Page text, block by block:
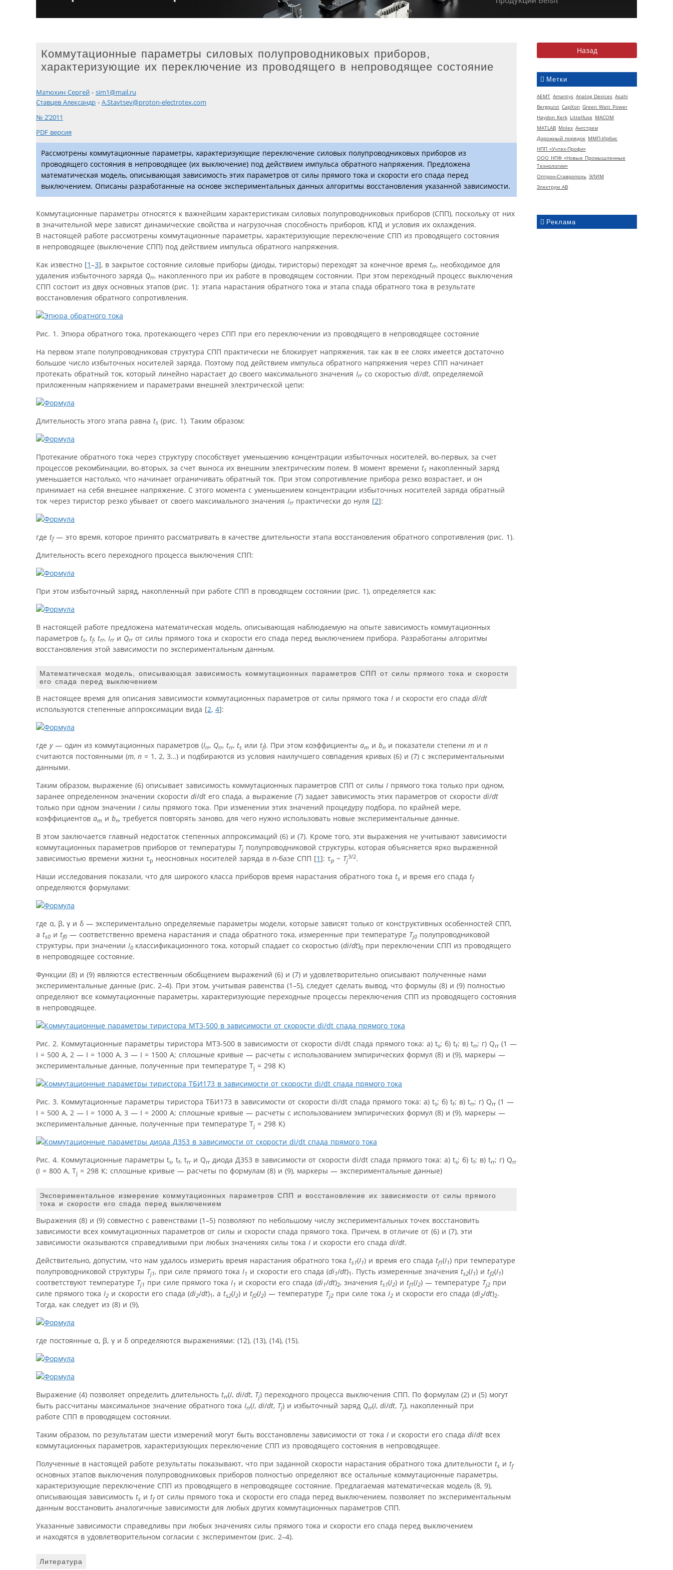
Метки
AEMT Amantys Analog Devices Asahi
Bergquist CapXon Green Watt Power
Haydon Kerk Littelfuse MACOM
MATLAB Molex Ангстрем
Дорожный порядок ММП-Ирбис
НПП «Учтех-Профи»
ООО НПФ «Новые Промышленные
Технологии»
Оптрон-Ставрополь ЭЛИМ
Электрум АВ
Реклама
Коммутационные параметры силовых полупроводниковых приборов,
характеризующие их переключение из проводящего в непроводящее состояние
Матюхин Cергей - sim1@mail.ru
Ставцев Александр - A.Stavtsev@proton-electrotex.com
№ 2’2011
PDF версия
Рассмотрены коммутационные параметры, характеризующие переключение силовых полупроводниковых приборов из
проводящего состояния в непроводящее (их выключение) под действием импульса обратного напряжения. Предложена
математическая модель, описывающая зависимость этих параметров от силы прямого тока и скорости его спада перед
выключением. Описаны разработанные на основе экспериментальных данных алгоритмы восстановления указанной зависимости.
Коммутационные параметры относятся к важнейшим характеристикам силовых полупроводниковых приборов (СПП), поскольку от них
в значительной мере зависят динамические свойства и нагрузочная способность приборов, КПД и условия их охлаждения.
В настоящей работе рассмотрены коммутационные параметры, характеризующие переключение СПП из проводящего состояния
в непроводящее (выключение СПП) под действием импульса обратного напряжения.
Как известно [1–3], в закрытое состояние силовые приборы (диоды, тиристоры) переходят за конечное время trr, необходимое для
удаления избыточного заряда Qrr, накопленного при их работе в проводящем состоянии. При этом переходный процесс выключения
СПП состоит из двух основных этапов (рис. 1): этапа нарастания обратного тока и этапа спада обратного тока в результате
восстановления обратного сопротивления.
Рис. 1. Эпюра обратного тока, протекающего через СПП при его переключении из проводящего в непроводящее состояние
На первом этапе полупроводниковая структура СПП практически не блокирует напряжения, так как в ее слоях имеется достаточно
большое число избыточных носителей заряда. Поэтому под действием импульса обратного напряжения через СПП начинает
протекать обратный ток, который линейно нарастает до своего максимального значения Irrсо скоростью di/dt, определяемой
приложенным напряжением и параметрами внешней электрической цепи:
Длительность этого этапа равна ts (рис. 1). Таким образом:
Протекание обратного тока через структуру способствует уменьшению концентрации избыточных носителей, во-первых, за счет
процессов рекомбинации, во-вторых, за счет выноса их внешним электрическим полем. В момент времени ts накопленный заряд
уменьшается настолько, что начинает ограничивать обратный ток. При этом сопротивление прибора резко возрастает, и он
принимает на себя внешнее напряжение. С этого момента с уменьшением концентрации избыточных носителей заряда обратный
ток через тиристор резко убывает от своего максимального значения Irrпрактически до нуля [2]:
где tf— это время, которое принято рассматривать в качестве длительности этапа восстановления обратного сопротивления (рис. 1).
Длительность всего переходного процесса выключения СПП:
При этом избыточный заряд, накопленный при работе СПП в проводящем состоянии (рис. 1), определяется как:
В настоящей работе предложена математическая модель, описывающая наблюдаемую на опыте зависимость коммутационных
параметров ts, tf, trr, Irrи Qrrот силы прямого тока и скорости его спада перед выключением прибора. Разработаны алгоритмы
восстановления этой зависимости по экспериментальным данным.
Математическая модель, описывающая зависимость коммутационных параметров СПП от силы прямого тока и скорости
его спада перед выключением
В настоящее время для описания зависимости коммутационных параметров от силы прямого тока I и скорости его спада di/dt
используются степенные аппроксимации вида [2, 4]:
где y— один из коммутационных параметров (Irr, Qrr, trr, ts или tf). При этом коэффициенты am и bn и показатели степени m и n
считаются постоянными (m, n = 1, 2, 3…) и подбираются из условия наилучшего совпадения кривых (6) и (7) с экспериментальными
данными.
Таким образом, выражение (6) описывает зависимость коммутационных параметров СПП от силы I прямого тока только при одном,
заранее определенном значении скорости di/dt его спада, а выражение (7) задает зависимость этих параметров от скорости di/dt
только при одном значении I силы прямого тока. При изменении этих значений процедуру подбора, по крайней мере,
коэффициентов am и bn, требуется повторять заново, для чего нужно использовать новые экспериментальные данные.
В этом заключается главный недостаток степенных аппроксимаций (6) и (7). Кроме того, эти выражения не учитывают зависимости
коммутационных параметров приборов от температуры Tj полупроводниковой структуры, которая объясняется ярко выраженной
зависимостью времени жизни τp неосновных носителей заряда в n-базе СПП [1]: τp ~ Tj
3/2.
Наши исследования показали, что для широкого класса приборов время нарастания обратного тока ts и время его спада tf
определяются формулами:
где α, β, γ и δ — экспериментально определяемые параметры модели, которые зависят только от конструктивных особенностей СПП,
а ts0 и tf0 — соответственно времена нарастания и спада обратного тока, измеренные при температуре Tj0 полупроводниковой
структуры, при значении I0 классификационного тока, который спадает со скоростью (di/dt)0 при переключении СПП из проводящего
в непроводящее состояние.
Функции (8) и (9) являются естественным обобщением выражений (6) и (7) и удовлетворительно описывают полученные нами
экспериментальные данные (рис. 2–4). При этом, учитывая равенства (1–5), следует сделать вывод, что формулы (8) и (9) полностью
определяют все коммутационные параметры, характеризующие переходные процессы переключения СПП из проводящего состояния
в непроводящее.
Рис. 2. Коммутационные параметры тиристора МТ3-500 в зависимости от скорости di/dt спада прямого тока: а) ts; б) tf; в) trr; г) Qrr(1 —
I = 500 А, 2 — I = 1000 А, 3 — I = 1500 А; сплошные кривые — расчеты с использованием эмпирических формул (8) и (9), маркеры —
экспериментальные данные, полученные при температуре Tj = 298 К)
Рис. 3. Коммутационные параметры тиристора ТБИ173 в зависимости от скорости di/dt спада прямого тока: а) ts; б) tf; в) trr; г) Qrr(1 —
I = 500 А, 2 — I = 1000 А, 3 — I = 2000 А; сплошные кривые — расчеты с использованием эмпирических формул (8) и (9), маркеры —
экспериментальные данные, полученные при температуре Tj = 298 К)
Рис. 4. Коммутационные параметры ts, tf, trrи Qrrдиода Д353 в зависимости от скорости di/dt спада прямого тока: а) ts; б) tf; в) trr; г) Qrr
(I = 800 А, Tj = 298 К; сплошные кривые — расчеты по формулам (8) и (9), маркеры — экспериментальные данные)
Экспериментальное измерение коммутационных параметров СПП и восстановление их зависимости от силы прямого
тока и скорости его спада перед выключением
Выражения (8) и (9) совместно с равенствами (1–5) позволяют по небольшому числу экспериментальных точек восстановить
зависимости всех коммутационных параметров от силы и скорости спада прямого тока. Причем, в отличие от (6) и (7), эти
зависимости оказываются справедливыми при любых значениях силы тока I и скорости его спада di/dt.
Действительно, допустим, что нам удалось измерить время нарастания обратного тока ts1(I1) и время его спада tf1(I1) при температуре
полупроводниковой структуры Tj1, при силе прямого тока I1 и скорости его спада (di1/dt)1 . Пусть измеренные значения ts2(I1) и tf2(I1)
соответствуют температуре Tj1 при силе прямого тока I1 и скорости его спада (di1/dt)2, значения ts1(I2) и tf1(I2) — температуре Tj2 при
силе прямого тока I2 и скорости его спада (di2/dt)1, а ts2(I2) и tf2(I2) — температуре Tj2 при силе тока I2 и скорости его спада (di2/dt)2.
Тогда, как следует из (8) и (9),
где постоянные α, β, γ и δ определяются выражениями: (12), (13), (14), (15).
Выражение (4) позволяет определить длительность trr(I, di/dt, Tj) переходного процесса выключения СПП. По формулам (2) и (5) могут
быть рассчитаны максимальное значение обратного тока Irr(I, di/dt, Tj) и избыточный заряд Qrr(I, di/dt, Tj), накопленный при
работе СПП в проводящем состоянии.
Таким образом, по результатам шести измерений могут быть восстановлены зависимости от тока I и скорости его спада di/dt всех
коммутационных параметров, характеризующих переключение СПП из проводящего состояния в непроводящее.
Полученные в настоящей работе результаты показывают, что при заданной скорости нарастания обратного тока длительности ts и tf
основных этапов выключения полупроводниковых приборов полностью определяют все остальные коммутационные параметры,
характеризующие переключение СПП из проводящего в непроводящее состояние. Предлагаемая математическая модель (8, 9),
описывающая зависимость ts и tfот силы прямого тока и скорости его спада перед выключением, позволяет по экспериментальным
данным восстановить аналогичные зависимости для любых других коммутационных параметров СПП.
Указанные зависимости справедливы при любых значениях силы прямого тока и скорости его спада перед выключением
и находятся в удовлетворительном согласии с экспериментом (рис. 2–4).
Литература